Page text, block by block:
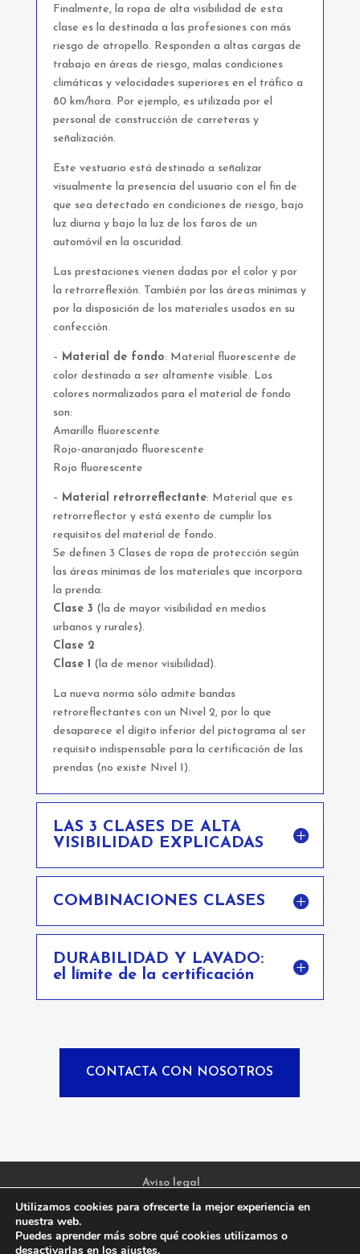
Finalmente, la ropa de alta visibilidad de esta
clase es la destinada a las profesiones con más
riesgo de atropello. Responden a altas cargas de
trabajo en áreas de riesgo, malas condiciones
climáticas y velocidades superiores en el tráfico a
80 km/hora. Por ejemplo, es utilizada por el
personal de construcción de carreteras y
señalización.
Este vestuario está destinado a señalizar
visualmente la presencia del usuario con el fin de
que sea detectado en condiciones de riesgo, bajo
luz diurna y bajo la luz de los faros de un
automóvil en la oscuridad.
Las prestaciones vienen dadas por el color y por
la retrorreflexión. También por las áreas mínimas y
por la disposición de los materiales usados en su
confección.
– Material de fondo: Material fluorescente de
color destinado a ser altamente visible. Los
colores normalizados para el material de fondo
son:
Amarillo fluorescente
Rojo-anaranjado fluorescente
Rojo fluorescente
– Material retrorreflectante: Material que es
retrorreflector y está exento de cumplir los
requisitos del material de fondo.
Se definen 3 Clases de ropa de protección según
las áreas mínimas de los materiales que incorpora
la prenda:
Clase 3 (la de mayor visibilidad en medios
urbanos y rurales).
Clase 2
Clase 1 (la de menor visibilidad).
La nueva norma sólo admite bandas
retroreflectantes con un Nivel 2, por lo que
desaparece el dígito inferior del pictograma al ser
requisito indispensable para la certificación de las
prendas (no existe Nivel 1).
LAS 3 CLASES DE ALTA
VISIBILIDAD EXPLICADAS
COMBINACIONES CLASES
DURABILIDAD Y LAVADO:
el límite de la certificación
CONTACTA CON NOSOTROS
Aviso legal
Política de privacidad y protección de datos
Utilizamos cookies para ofrecerte la mejor experiencia en
nuestra web.
Puedes aprender más sobre qué cookies utilizamos o
desactivarlas en los ajustes.